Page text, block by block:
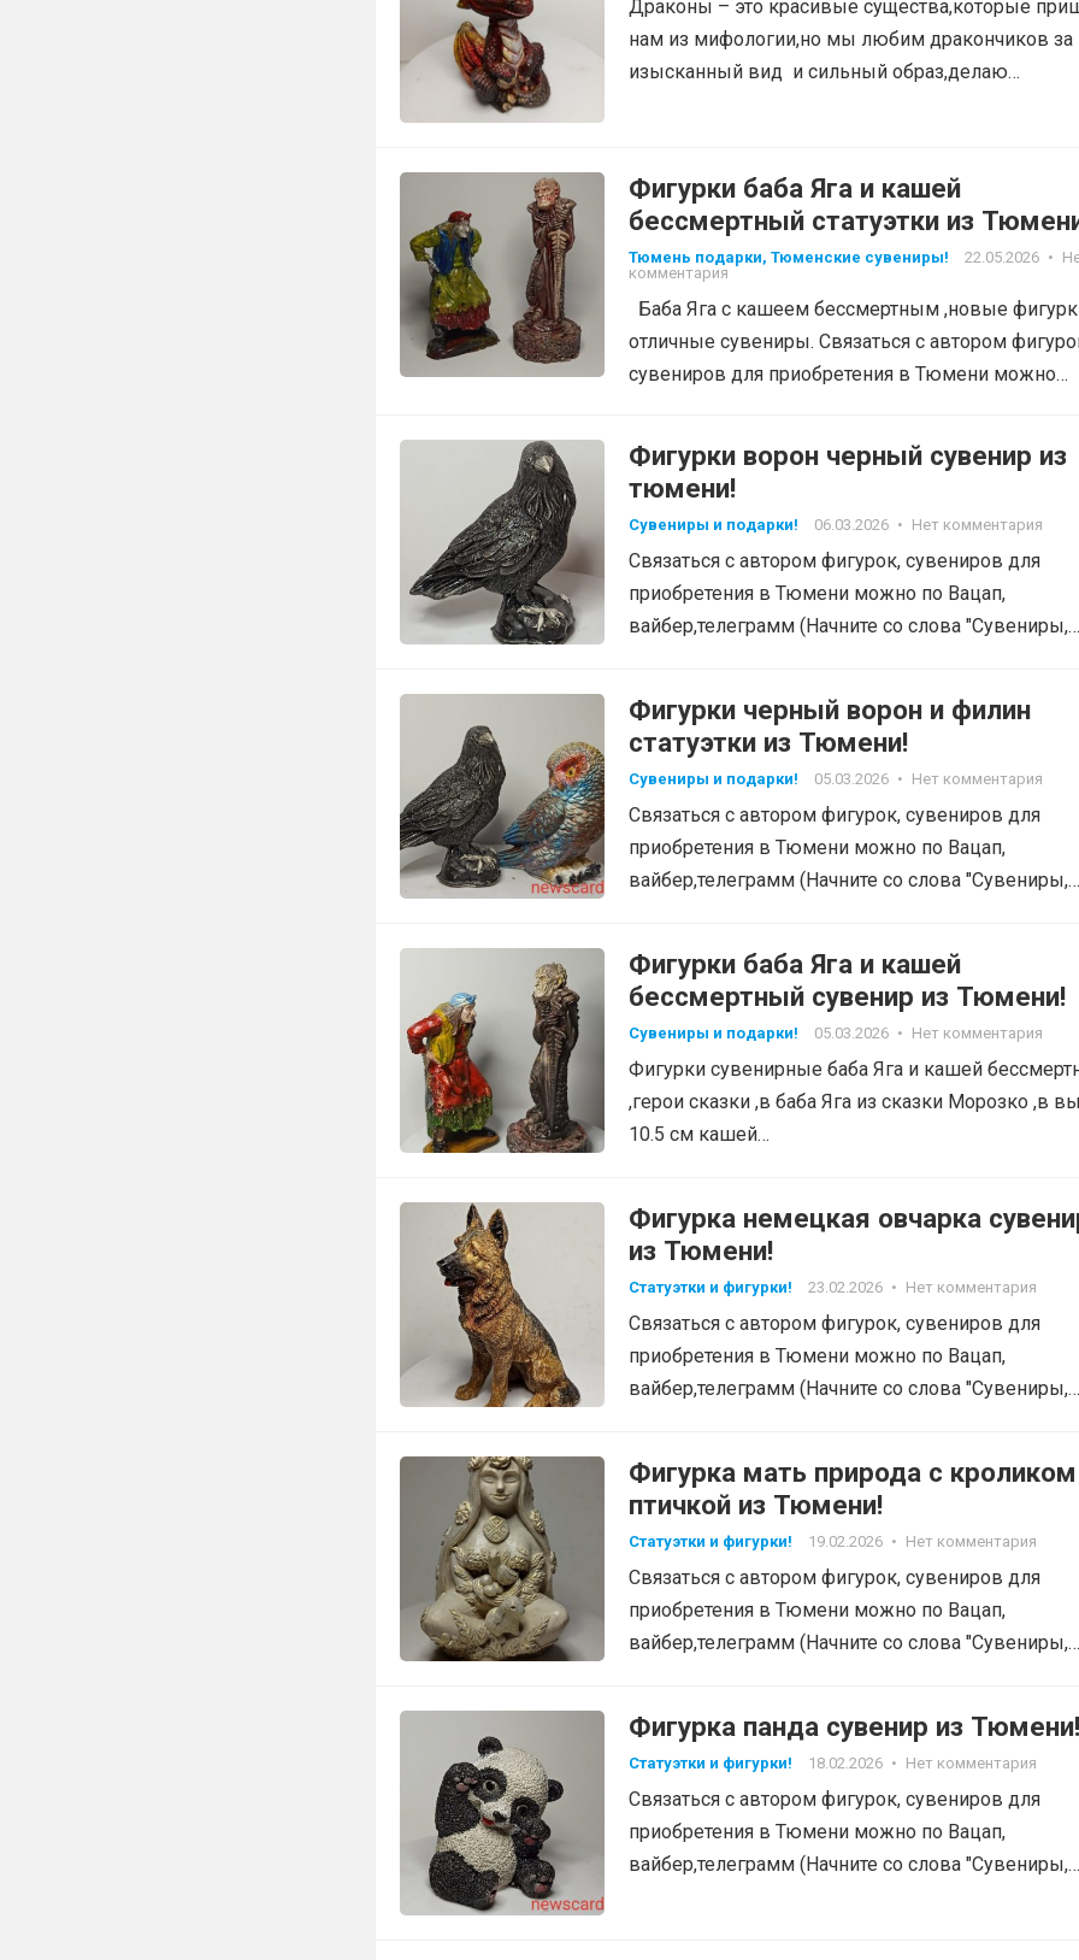
Драконы – это красивые существа,которые
нам из мифологии,но мы любим дракончиков за
изысканный вид и сильный образ,делаю…
Фигурки баба Яга и кашей
бессмертный статуэтки из
Тюмень подарки, Тюменские сувениры! 22.05.2026 •
комментария
Баба Яга с кашеем бессмертным ,новые
отличные сувениры. Связаться с автором
сувениров для приобретения в Тюмени можно…
Фигурки ворон черный сувенир из
тюмени!
Сувениры и подарки! 06.03.2026 • Нет комментария
Связаться с автором фигурок, сувениров для
приобретения в Тюмени можно по Вацап,
вайбер,телеграмм (Начните со слова "Сувениры,
Фигурки черный ворон и филин
статуэтки из Тюмени!
Сувениры и подарки! 05.03.2026 • Нет комментария
Связаться с автором фигурок, сувениров для
приобретения в Тюмени можно по Вацап,
вайбер,телеграмм (Начните со слова "Сувениры,
Фигурки баба Яга и кашей
бессмертный сувенир из Тюмени!
Сувениры и подарки! 05.03.2026 • Нет комментария
Фигурки сувенирные баба Яга и кашей
,герои сказки ,в баба Яга из сказки Морозко ,в
10.5 см кашей…
Фигурка немецкая овчарка
из Тюмени!
Статуэтки и фигурки! 23.02.2026 • Нет комментария
Связаться с автором фигурок, сувениров для
приобретения в Тюмени можно по Вацап,
вайбер,телеграмм (Начните со слова "Сувениры,
Фигурка мать природа с
птичкой из Тюмени!
Статуэтки и фигурки! 19.02.2026 • Нет комментария
Связаться с автором фигурок, сувениров для
приобретения в Тюмени можно по Вацап,
вайбер,телеграмм (Начните со слова "Сувениры,
Фигурка панда сувенир из Тюмени!
Статуэтки и фигурки! 18.02.2026 • Нет комментария
Связаться с автором фигурок, сувениров для
приобретения в Тюмени можно по Вацап,
вайбер,телеграмм (Начните со слова "Сувениры,